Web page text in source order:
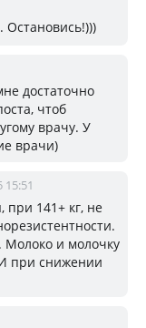
Остановись!)))
достаточно
чтоб
врачу. У
врачи)
15:51
141+ кг, не
Молоко и молочку
при снижении